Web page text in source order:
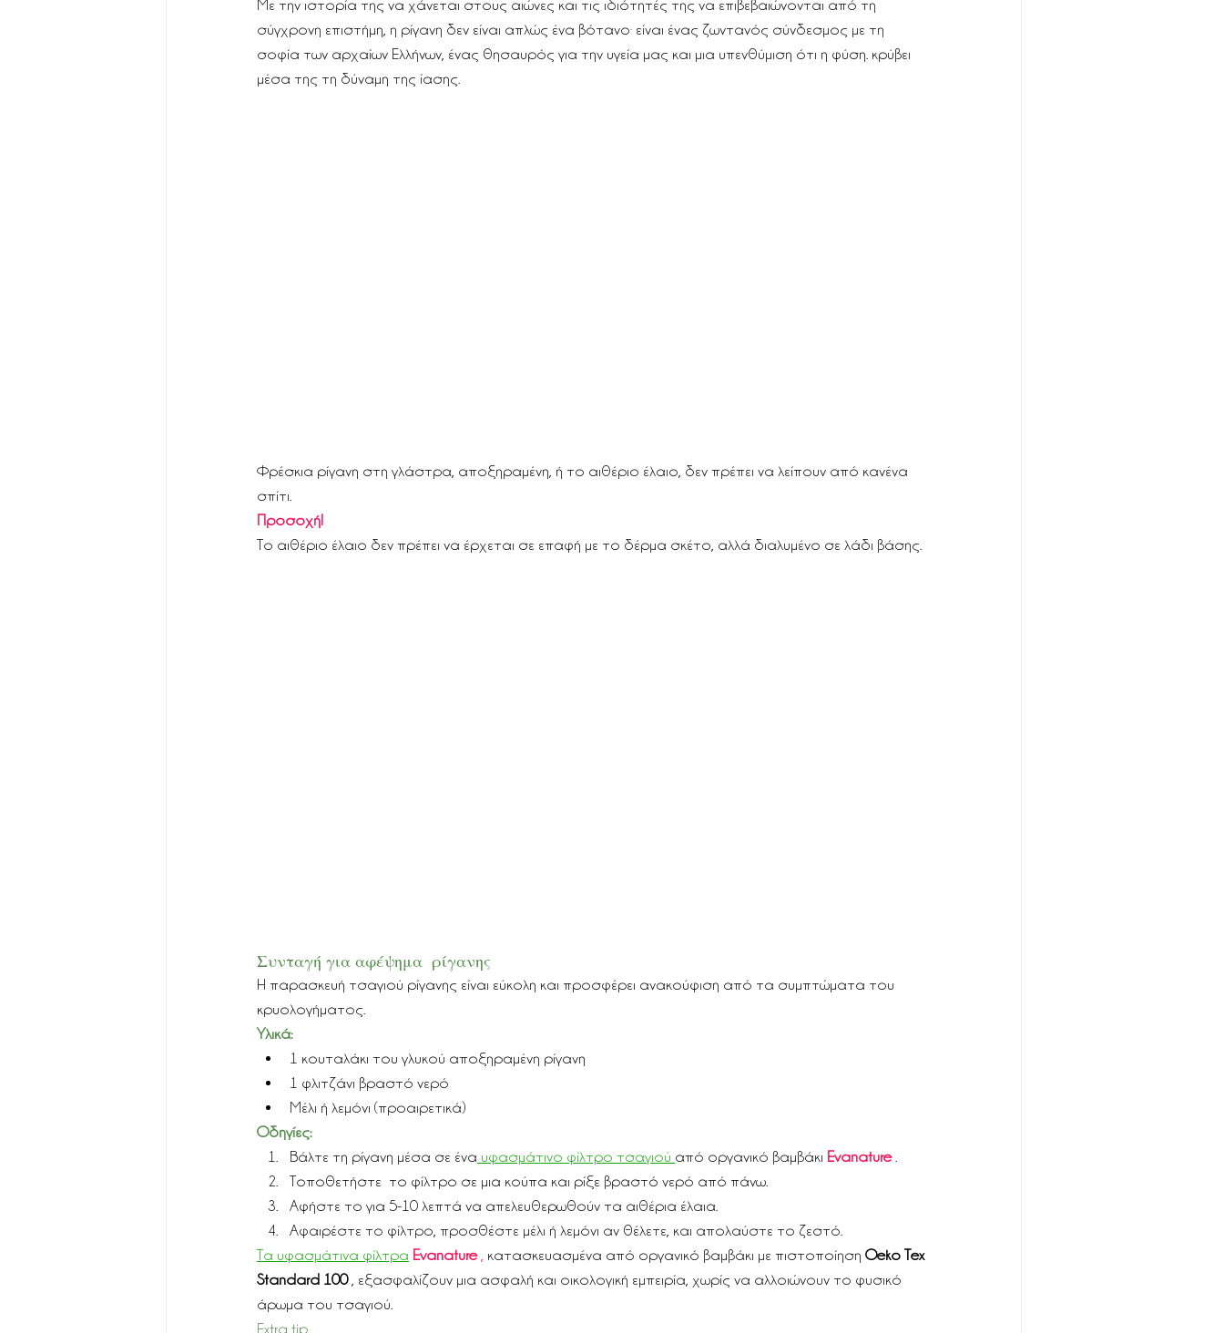
Με την ιστορία της να χάνεται στους αιώνες και τις ιδιότητές της να επιβεβαιώνονται από τη
σύγχρονη επιστήμη, η ρίγανη δεν είναι απλώς ένα βότανο· είναι ένας ζωντανός σύνδεσμος με τη
σοφία των αρχαίων Ελλήνων, ένας θησαυρός για την υγεία μας και μια υπενθύμιση ότι η φύση. κρύβει
μέσα της τη δύναμη της ίασης.
Φρέσκια ρίγανη στη γλάστρα, αποξηραμένη, ή το αιθέριο έλαιο, δεν πρέπει να λείπουν από κανένα
σπίτι.
Προσοχή!
Το αιθέριο έλαιο δεν πρέπει να έρχεται σε επαφή με το δέρμα σκέτο, αλλά διαλυμένο σε λάδι βάσης.
Συνταγή για αφέψημα  ρίγανης
Η παρασκευή τσαγιού ρίγανης είναι εύκολη και προσφέρει ανακούφιση από τα συμπτώματα του
κρυολογήματος.
Υλικά:
1 κουταλάκι του γλυκού αποξηραμένη ρίγανη
1 φλιτζάνι βραστό νερό
Μέλι ή λεμόνι (προαιρετικά)
Οδηγίες:
Βάλτε τη ρίγανη μέσα σε ένα υφασμάτινο φίλτρο τσαγιού από οργανικό βαμβάκι Evanature .
Τοποθετήστε  το φίλτρο σε μια κούπα και ρίξε βραστό νερό από πάνω.
Αφήστε το για 5-10 λεπτά να απελευθερωθούν τα αιθέρια έλαια.
Αφαιρέστε το φίλτρο, προσθέστε μέλι ή λεμόνι αν θέλετε, και απολαύστε το ζεστό.
Τα υφασμάτινα φίλτρα Evanature , κατασκευασμένα από οργανικό βαμβάκι με πιστοποίηση Oeko Tex
Standard 100 , εξασφαλίζουν μια ασφαλή και οικολογική εμπειρία, χωρίς να αλλοιώνουν το φυσικό
άρωμα του τσαγιού.
Extra tip